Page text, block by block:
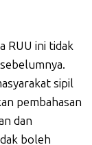
RUU ini tidak
sipil
pembahasan
dan
boleh